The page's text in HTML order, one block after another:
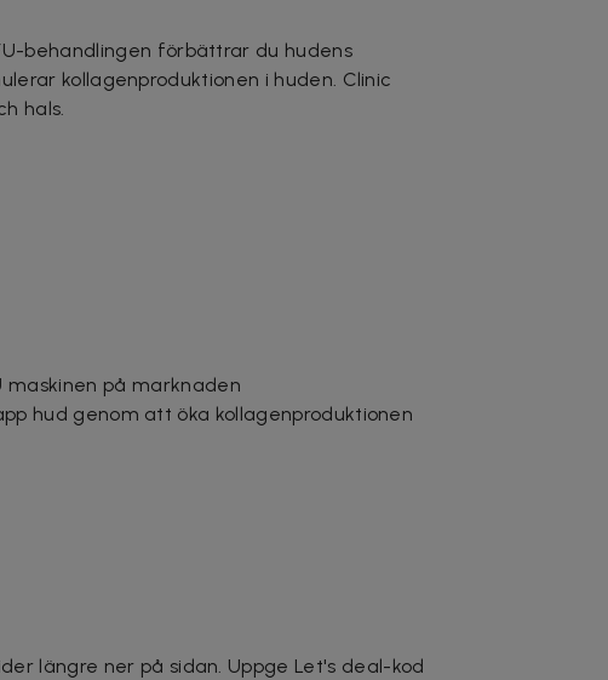
behandlingen förbättrar du hudens
kollagenproduktionen i huden. Clinic
hals.
maskinen på marknaden
hud genom att öka kollagenproduktionen
längre ner på sidan. Uppge Let's deal-kod